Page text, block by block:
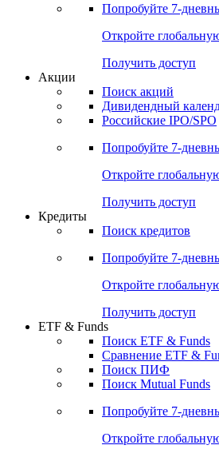
Попробуйте 7-
Откройте
Получить доступ
Акции
Поиск акций
Дивидендный
Российские IPO/SPO
Попробуйте 7-
Откройте
Получить доступ
Кредиты
Поиск кредитов
Попробуйте 7-
Откройте
Получить доступ
ETF & Funds
Поиск ETF & Funds
Сравнение ETF &
Поиск ПИФ
Поиск Mutual Funds
Попробуйте 7-
Откройте